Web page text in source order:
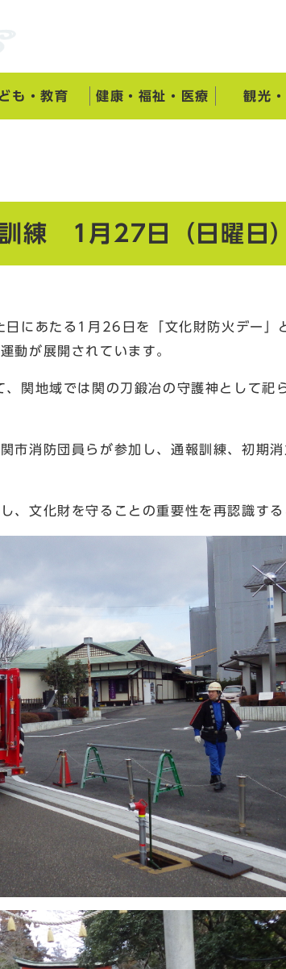
も・教育 健康・福祉・医療 観光
練 1月27日（日曜日）
にあたる1月26日を「文化財防火デー」
動が展開されています。
関地域では関の刀鍛冶の守護神として祀
市消防団員らが参加し、通報訓練、初期
、文化財を守ることの重要性を再認識する